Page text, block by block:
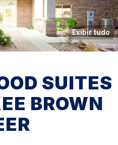
Exibir tudo
SUITES
BROWN